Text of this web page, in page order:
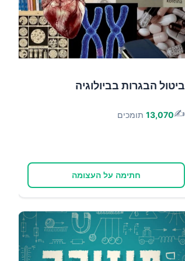
ביטול הבגרות בביולוגיה
✍️
13,070 תומכים
חתימה על העצומה